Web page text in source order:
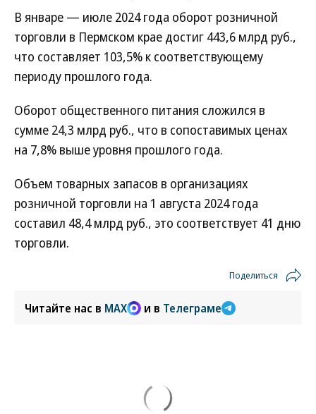
В январе — июле 2024 года оборот розничной
торговли в Пермском крае достиг 443,6 млрд руб.,
что составляет 103,5% к соответствующему
периоду прошлого года.
Оборот общественного питания сложился в
сумме 24,3 млрд руб., что в сопоставимых ценах
на 7,8% выше уровня прошлого года.
Объем товарных запасов в организациях
розничной торговли на 1 августа 2024 года
составил 48,4 млрд руб., это соответствует 41 дню
торговли.
Поделиться
Читайте нас в MAX и в Телеграме